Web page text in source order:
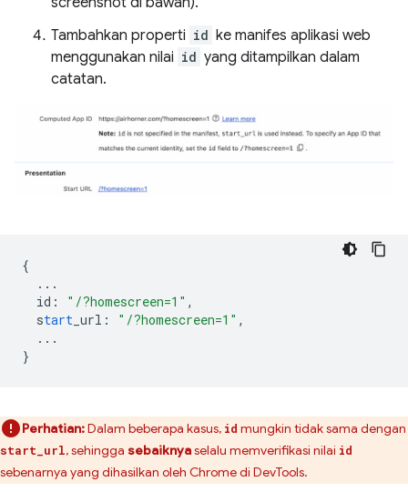
Tambahkan properti id ke manifes aplikasi web
menggunakan nilai id yang ditampilkan dalam
catatan.
{
...
id : "/?homescreen=1" ,
start _url : "/?homescreen=1" ,
...
}
Perhatian:Dalam beberapa kasus, id mungkin tidak sama dengan
start_url, sehingga sebaiknyaselalu memverifikasi nilai id
sebenarnya yang dihasilkan oleh Chrome di DevTools.